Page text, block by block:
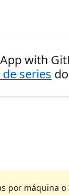
with
series
por máquina o